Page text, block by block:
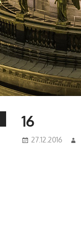
16
27.12.2016